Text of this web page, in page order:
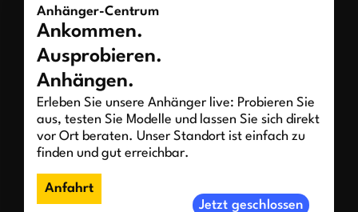
Anhänger-Centrum
Ankommen.
Ausprobieren.
Anhängen.
Erleben Sie unsere Anhänger live: Probieren Sie
aus, testen Sie Modelle und lassen Sie sich direkt
vor Ort beraten. Unser Standort ist einfach zu
finden und gut erreichbar.
Anfahrt
Jetzt geschlossen